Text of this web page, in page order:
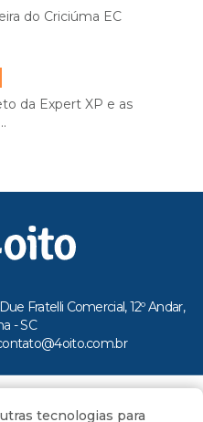
do Criciúma EC
da Expert XP e as
Fratelli Comercial, 12º Andar,
- SC
ao Portal 4oito
tecnologias para